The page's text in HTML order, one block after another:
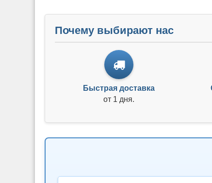
Почему выбирают нас
Быстрая доставка
от 1 дня.